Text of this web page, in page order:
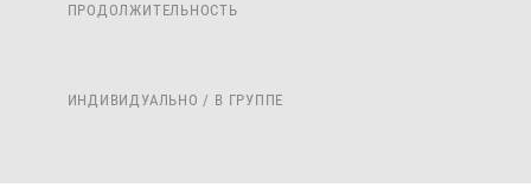
ПРОДОЛЖИТЕЛЬНОСТЬ
ИНДИВИДУАЛЬНО / В ГРУППЕ